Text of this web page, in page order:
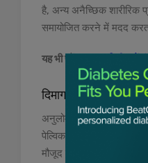
है, अन्य अनैच्छिक शारीरिक
समायोजित करने में मदद
यह भी पढ़ें:
दिमाग के लिए अनुलोम
अनुलोम विलोम में सांस लेने
पेल्विक गर्डल में डायाफ्राम
मौजूद डायाफ्राम की